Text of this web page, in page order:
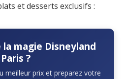
et desserts exclusifs :
la magie Disneyland
Paris ?
meilleur prix et preparez votre